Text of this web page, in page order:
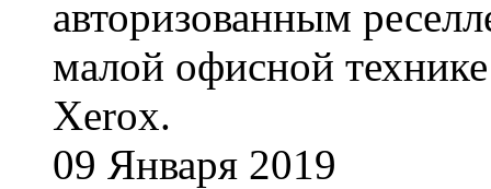
авторизованным
малой офисной
Xerox.
09 Января 2019